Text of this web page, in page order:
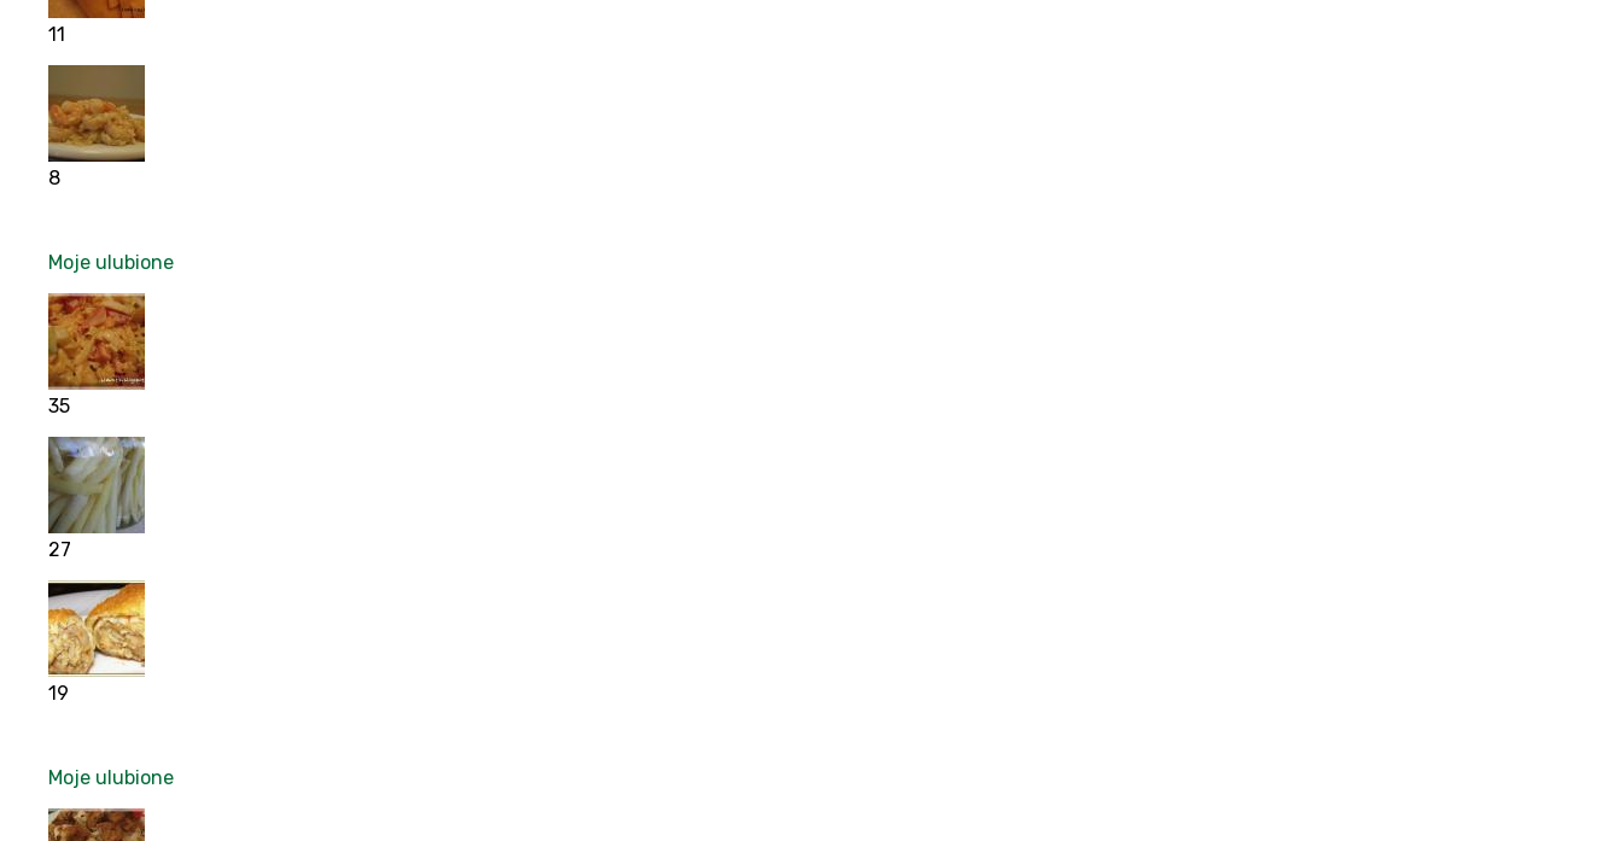
11
8
Moje ulubione
35
27
19
Moje ulubione